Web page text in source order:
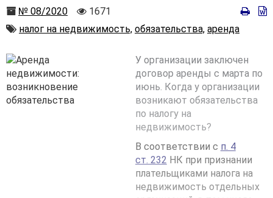
Номер
№ 08/2020
Количество
просмотров
1671
Автор
налог на недвижимость, обязательства, аренда
У организации заключен
договор аренды с марта по
июнь. Когда у организации
возникают обязательства
по налогу на
недвижимость?
В соответствии с п. 4
ст. 232 НК при признании
плательщиками налога на
недвижимость отдельных